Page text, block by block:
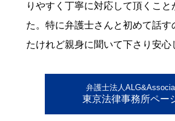
りやすく丁寧に対応して頂くこと
た。特に弁護士さんと初めて話す
たけれど親身に聞いて下さり安心
弁護士法人
東京法律事務所ペー